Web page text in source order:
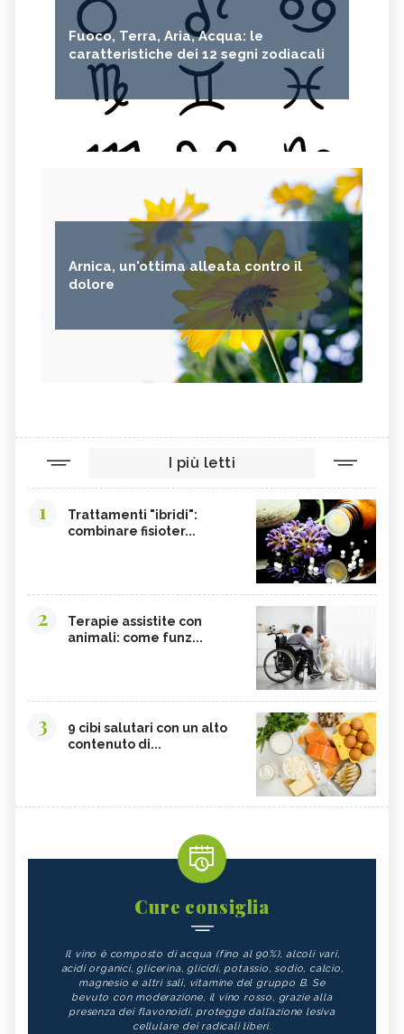
Fuoco, Terra, Aria, Acqua: le
caratteristiche dei 12 segni zodiacali
Arnica, un'ottima alleata contro il
dolore
I più letti
1
Trattamenti "ibridi":
combinare fisioter...
2
Terapie assistite con
animali: come funz...
3
9 cibi salutari con un alto
contenuto di...
Cure consiglia
Il vino è composto di acqua (fino al 90%), alcoli vari,
acidi organici, glicerina, glicidi, potassio, sodio, calcio,
magnesio e altri sali, vitamine del gruppo B. Se
bevuto con moderazione, il vino rosso, grazie alla
presenza dei flavonoidi, protegge dall’azione lesiva
cellulare dei radicali liberi.